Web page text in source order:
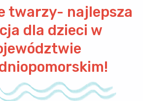
twarzy- najlepsza
dla dzieci w